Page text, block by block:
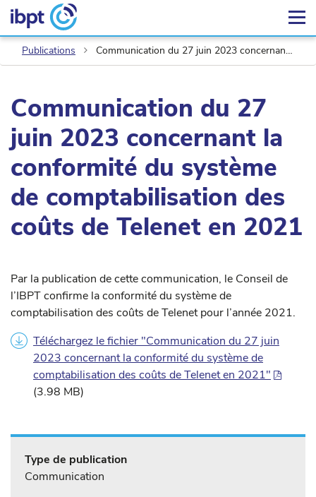
Publications Communication du 27 juin 2023 concernant la conformité du système de comptabilisation des coûts de Telenet en 2021
Communication du 27
juin 2023 concernant la
conformité du système
de comptabilisation des
coûts de Telenet en 2021
Par la publication de cette communication, le Conseil de
l’IBPT confirme la conformité du système de
comptabilisation des coûts de Telenet pour l’année 2021.
Téléchargez le fichier "Communication du 27 juin
2023 concernant la conformité du système de
comptabilisation des coûts de Telenet en 2021"
(3.98 MB)
Type de publication
Communication